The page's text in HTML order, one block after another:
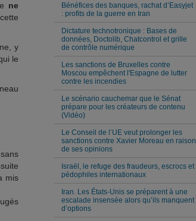
ne
y
le
mis
Bénéfices des banques, rachat d’Easyjet
: profits de la guerre en Iran
Dictature technotronique : Bases de
données, Doctolib, Chatcontrol et grille
de contrôle numérique
Les sanctions de Bruxelles contre
Moscou empêchent l'Espagne de lutter
contre les incendies
Le scénario cauchemar que le Sénat
prépare pour les créateurs de contenu
(Vidéo)
Le Conseil de l’UE veut prolonger les
sanctions contre Xavier Moreau en raison
de ses opinions
Israël, le refuge des fraudeurs, escrocs et
pédophiles internationaux
Iran. Les États-Unis se préparent à une
escalade insensée alors qu’ils manquent
d’options